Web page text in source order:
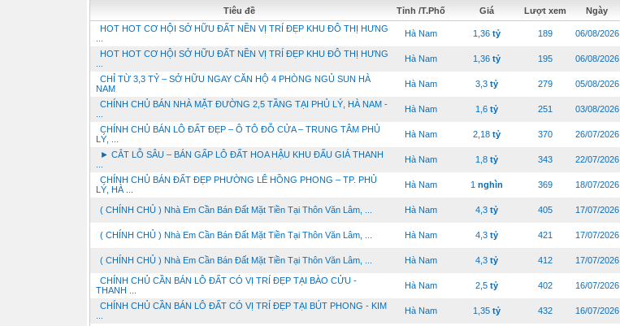
Tiêu đề Tỉnh /T.Phố Giá Lượt xem
Ngày
HOT HOT CƠ HỘI SỞ HỮU ĐẤT NỀN VỊ TRÍ ĐẸP KHU ĐÔ THỊ HƯNG
Hà Nam 1,36 tỷ 189 06/08/2026
HOT HOT CƠ HỘI SỞ HỮU ĐẤT NỀN VỊ TRÍ ĐẸP KHU ĐÔ THỊ HƯNG
Hà Nam 1,36 tỷ 195 06/08/2026
CHỈ TỪ 3,3 TỶ – SỞ HỮU NGAY CĂN HỘ 4 PHÒNG NGỦ SUN HÀ
NAM
Hà Nam 3,3 tỷ 279 05/08/2026
CHÍNH CHỦ BÁN NHÀ MẶT ĐƯỜNG 2,5 TẦNG TẠI PHỦ LÝ, HÀ NAM -
Hà Nam 1,6 tỷ 251 03/08/2026
CHÍNH CHỦ BÁN LÔ ĐẤT ĐẸP – Ô TÔ ĐỖ CỬA – TRUNG TÂM PHỦ
LÝ, ...
Hà Nam 2,18 tỷ 370 26/07/2026
► CẮT LỖ SÂU – BÁN GẤP LÔ ĐẤT HOA HẬU KHU ĐẤU GIÁ THANH
Hà Nam 1,8 tỷ 343 22/07/2026
CHÍNH CHỦ BÁN ĐẤT ĐẸP PHƯỜNG LÊ HỒNG PHONG – TP. PHỦ
LÝ, HÀ ...
Hà Nam 1 nghìn 369 18/07/2026
( CHÍNH CHỦ ) Nhà Em Cần Bán Đất Mặt Tiền Tại Thôn Văn Lâm, ... Hà Nam 4,3 tỷ 405 17/07/2026
( CHÍNH CHỦ ) Nhà Em Cần Bán Đất Mặt Tiền Tại Thôn Văn Lâm, ... Hà Nam 4,3 tỷ 421 17/07/2026
( CHÍNH CHỦ ) Nhà Em Cần Bán Đất Mặt Tiền Tại Thôn Văn Lâm, ... Hà Nam 4,3 tỷ 412 17/07/2026
CHÍNH CHỦ CẦN BÁN LÔ ĐẤT CÓ VỊ TRÍ ĐẸP TẠI BÀO CỬU -
THANH ...
Hà Nam 2,5 tỷ 402 16/07/2026
CHÍNH CHỦ CẦN BÁN LÔ ĐẤT CÓ VỊ TRÍ ĐẸP TẠI BÚT PHONG - KIM
Hà Nam 1,35 tỷ 432 16/07/2026